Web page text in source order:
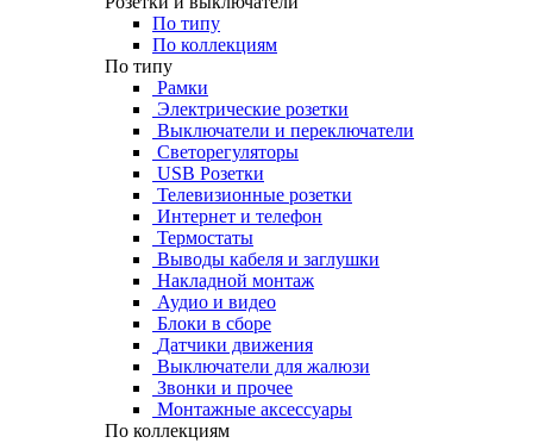
По типу
По коллекциям
По типу
Рамки
Электрические розетки
Выключатели и переключатели
Светорегуляторы
USB Розетки
Телевизионные розетки
Интернет и телефон
Термостаты
Выводы кабеля и заглушки
Накладной монтаж
Аудио и видео
Блоки в сборе
Датчики движения
Выключатели для жалюзи
Звонки и прочее
Монтажные аксессуары
По коллекциям